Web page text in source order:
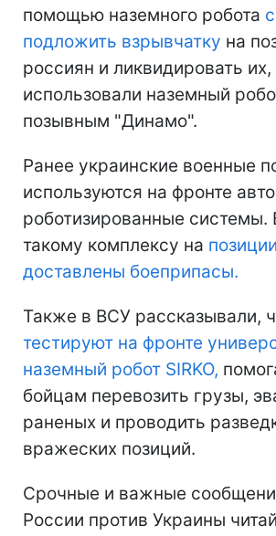
помощью наземного робота
подложить взрывчатку на
россиян и ликвидировать
использовали наземный
позывным "Динамо".
Ранее украинские военные
используются на фронте
роботизированные системы.
такому комплексу на
доставлены боеприпасы.
Также в ВСУ рассказывали,
тестируют на фронте
наземный робот SIRKO,
бойцам перевозить грузы,
раненых и проводить
вражеских позиций.
Срочные и важные
России против Украины